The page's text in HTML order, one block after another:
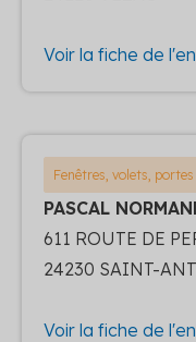
Voir la fiche de
Fenêtres, volets,
PASCAL
611 ROUTE DE
24230 SAINT-
Voir la fiche de